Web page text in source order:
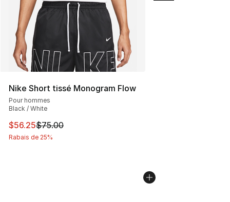
Nike Short tissé Monogram Flow
Pour hommes
Black / White
Cet article est en solde. Le prix est passé de $75.00 à
$56.25$75.00
Rabais de 25%